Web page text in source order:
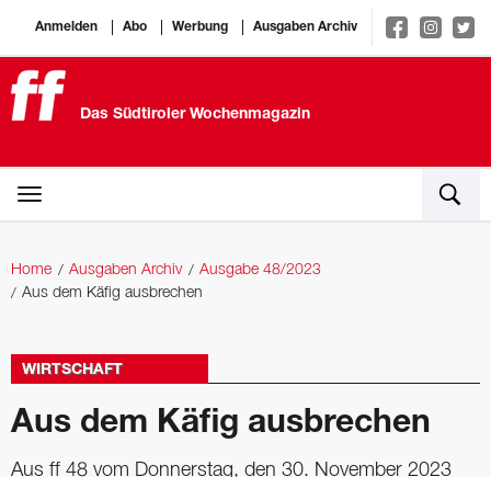
Anmelden Abo Werbung Ausgaben Archiv
Das Südtiroler Wochenmagazin
Home Ausgaben Archiv
Ausgabe 48/2023
Aus dem Käfig ausbrechen
WIRTSCHAFT
Aus dem Käfig ausbrechen
Aus ff 48 vom Donnerstag, den 30. November 2023